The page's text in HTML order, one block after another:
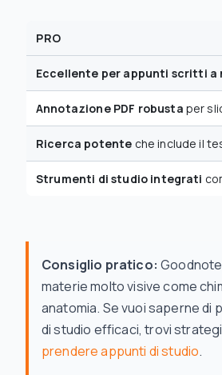
PRO
Eccellente per appunti scritti a
Annotazione PDF robusta per
Ricerca potente che include il
Strumenti di studio integrati
Consiglio pratico:
materie molto visive come
anatomia. Se vuoi saperne di
di studio efficaci, trovi
prendere appunti di studio.